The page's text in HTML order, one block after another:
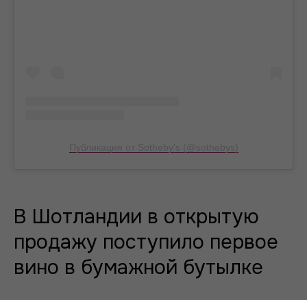
В Шотландии в открытую
продажу поступило первое
вино в бумажной бутылке